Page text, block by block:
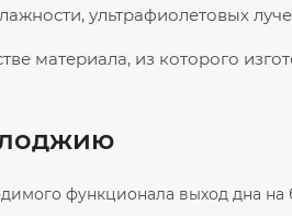
ультрафиолетовых
материала, из которого
лоджию
функционала выход дна на